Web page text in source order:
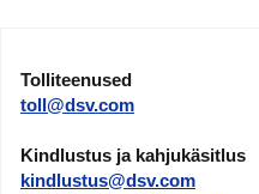
Tolliteenused
toll@dsv.com
Kindlustus ja kahjukäsitlus
kindlustus@dsv.com